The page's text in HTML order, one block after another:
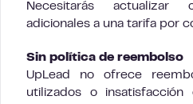
Necesitarás
adicionales a una tarifa por
Sin política de reembolso
UpLead no ofrece
utilizados o